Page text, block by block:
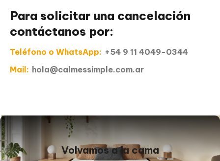
Para solicitar una cancelación
contáctanos por:
Teléfono o WhatsApp: +54 9 11 4049-0344
Mail: hola@calmessimple.com.ar
Volvamos a la cama